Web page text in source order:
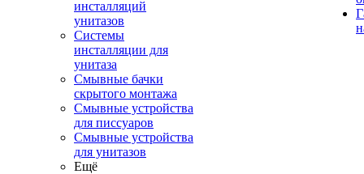
инсталляций
унитазов
Системы
инсталляции для
унитаза
Смывные бачки
скрытого монтажа
Смывные устройства
для писсуаров
Смывные устройства
для унитазов
Ещё